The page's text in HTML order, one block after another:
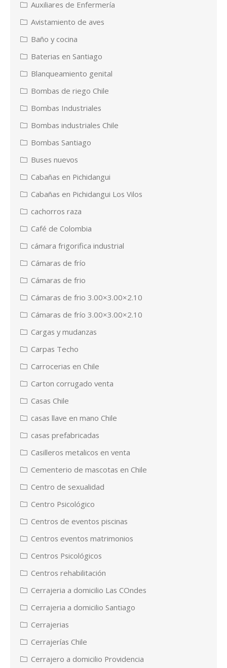
Auxiliares de Enfermería
Avistamiento de aves
Baño y cocina
Baterias en Santiago
Blanqueamiento genital
Bombas de riego Chile
Bombas Industriales
Bombas industriales Chile
Bombas Santiago
Buses nuevos
Cabañas en Pichidangui
Cabañas en Pichidangui Los Vilos
cachorros raza
Café de Colombia
cámara frigorifica industrial
Cámaras de frío
Cámaras de frio
Cámaras de frio 3.00×3.00×2.10
Cámaras de frío 3.00×3.00×2.10
Cargas y mudanzas
Carpas Techo
Carrocerias en Chile
Carton corrugado venta
Casas Chile
casas llave en mano Chile
casas prefabricadas
Casilleros metalicos en venta
Cementerio de mascotas en Chile
Centro de sexualidad
Centro Psicológico
Centros de eventos piscinas
Centros eventos matrimonios
Centros Psicológicos
Centros rehabilitación
Cerrajeria a domicilio Las COndes
Cerrajeria a domicilio Santiago
Cerrajerias
Cerrajerías Chile
Cerrajero a domicilio Providencia